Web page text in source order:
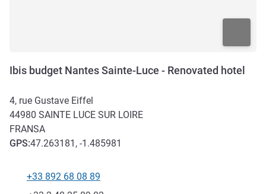
Ibis budget Nantes Sainte-Luce - Renovated hotel
4, rue Gustave Eiffel
44980 SAINTE LUCE SUR LOIRE
FRANSA
GPS:47.263181, -1.485981
Telefon
+33 892 68 08 89